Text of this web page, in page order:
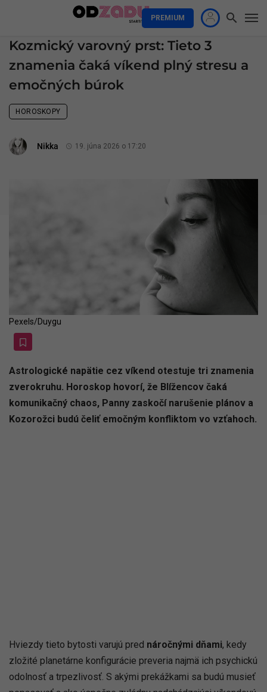
PREMIUM
Kozmický varovný prst: Tieto 3
znamenia čaká víkend plný stresu a
emočných búrok
HOROSKOPY
Nikka 19. júna 2026 o 17:20
Pexels/Duygu
Astrologické napätie cez víkend otestuje tri znamenia
zverokruhu. Horoskop hovorí, že Blížencov čaká
komunikačný chaos, Panny zaskočí narušenie plánov a
Kozorožci budú čeliť emočným konfliktom vo vzťahoch.
Hviezdy tieto bytosti varujú pred náročnými dňami, kedy
zložité planetárne konfigurácie preveria najmä ich psychickú
odolnosť a trpezlivosť. S akými prekážkami sa budú musieť